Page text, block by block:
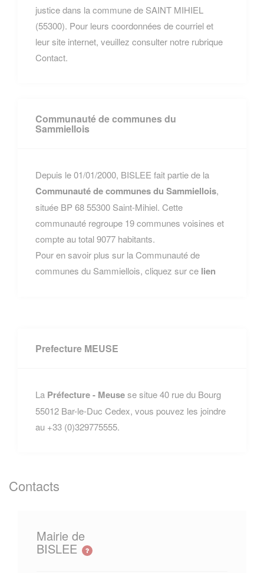
justice dans la commune de SAINT MIHIEL
(55300). Pour leurs coordonnées de courriel et
leur site internet, veuillez consulter notre rubrique
Contact.
Communauté de communes du
Sammiellois
Depuis le 01/01/2000, BISLEE fait partie de la
Communauté de communes du Sammiellois,
située BP 68 55300 Saint-Mihiel. Cette
communauté regroupe 19 communes voisines et
compte au total 9077 habitants.
Pour en savoir plus sur la Communauté de
communes du Sammiellois, cliquez sur ce lien
Prefecture MEUSE
La Préfecture - Meusese situe 40 rue du Bourg
55012 Bar-le-Duc Cedex, vous pouvez les joindre
au +33 (0)329775555.
Contacts
Mairie de
BISLEE